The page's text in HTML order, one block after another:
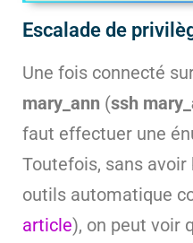
Escalade de
Une fois connecté
mary_ann (ssh
faut effectuer une
Toutefois, sans avoir
outils automatique
article), on peut voir